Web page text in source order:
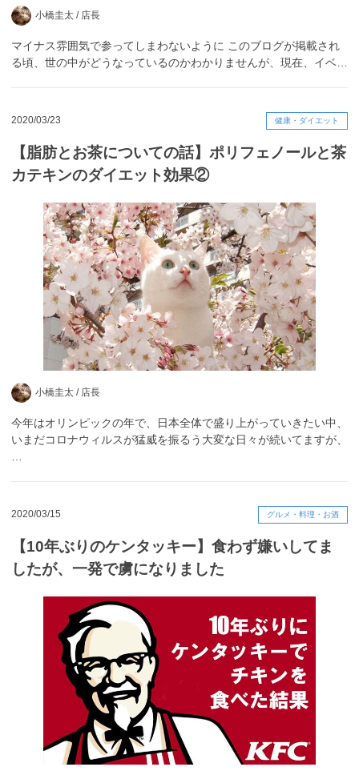
小橋圭太 / 店長
マイナス雰囲気で参ってしまわないように このブログが掲載され
る頃、世の中がどうなっているのかわかりませんが、現在、イベ…
2020/03/23 健康・ダイエット
【脂肪とお茶についての話】ポリフェノールと茶
カテキンのダイエット効果②
小橋圭太 / 店長
今年はオリンピックの年で、日本全体で盛り上がっていきたい中、
いまだコロナウィルスが猛威を振るう大変な日々が続いてますが、
2020/03/15 グルメ・料理・お酒
【10年ぶりのケンタッキー】食わず嫌いしてま
したが、一発で虜になりました